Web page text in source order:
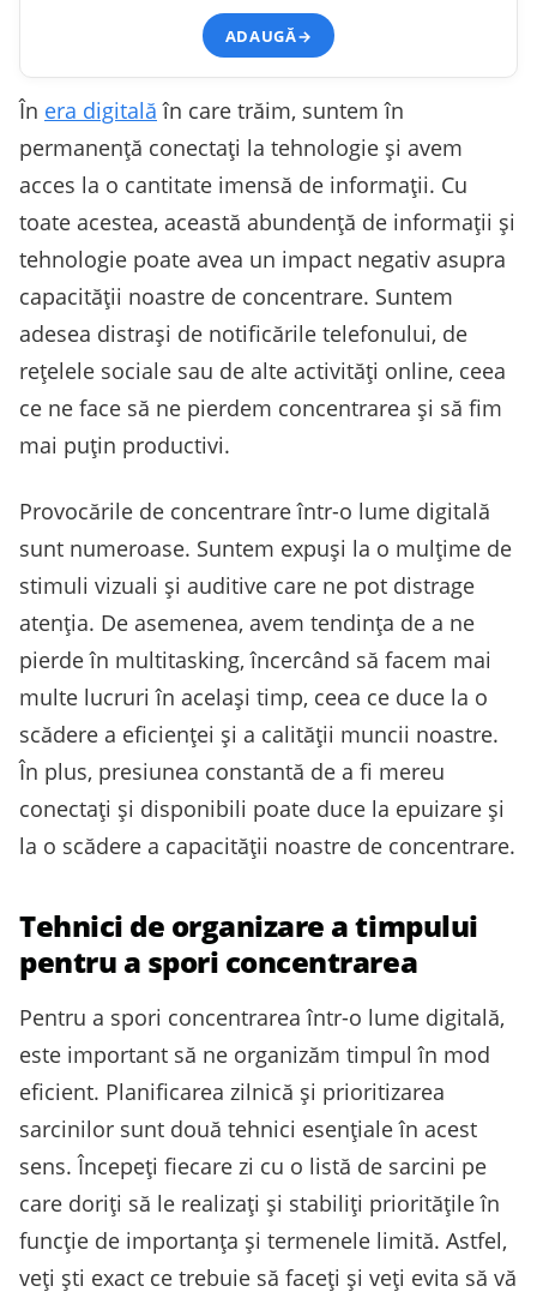
ADAUGĂ→
În era digitală în care trăim, suntem în
permanență conectați la tehnologie și avem
acces la o cantitate imensă de informații. Cu
toate acestea, această abundență de informații și
tehnologie poate avea un impact negativ asupra
capacității noastre de concentrare. Suntem
adesea distrași de notificările telefonului, de
rețelele sociale sau de alte activități online, ceea
ce ne face să ne pierdem concentrarea și să fim
mai puțin productivi.
Provocările de concentrare într-o lume digitală
sunt numeroase. Suntem expuși la o mulțime de
stimuli vizuali și auditive care ne pot distrage
atenția. De asemenea, avem tendința de a ne
pierde în multitasking, încercând să facem mai
multe lucruri în același timp, ceea ce duce la o
scădere a eficienței și a calității muncii noastre.
În plus, presiunea constantă de a fi mereu
conectați și disponibili poate duce la epuizare și
la o scădere a capacității noastre de concentrare.
Tehnici de organizare a timpului
pentru a spori concentrarea
Pentru a spori concentrarea într-o lume digitală,
este important să ne organizăm timpul în mod
eficient. Planificarea zilnică și prioritizarea
sarcinilor sunt două tehnici esențiale în acest
sens. Începeți fiecare zi cu o listă de sarcini pe
care doriți să le realizați și stabiliți prioritățile în
funcție de importanța și termenele limită. Astfel,
veți ști exact ce trebuie să faceți și veți evita să vă